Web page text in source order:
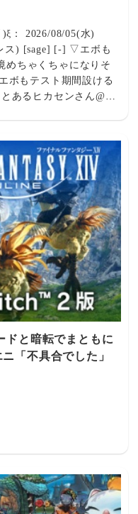
🥺 314： とあるヒカセ
15:25:54.11
▽どう言う形で最適化
らそれはそれで良いん
さん@ξﾟ⊿ﾟ)ξ：
(1/3回レス) []
るヒカセンさん@ξﾟ
ID:znJj7lXy0 (3/4回レ
以下とか聞いた事も有
ﾟ⊿ﾟ)ξ：
(2/3回レス) []
しかならんか直れば
か技術不足か🥺 345：
08/05(水)
ス) [sage] [-] ▽>>344
ﾟ⊿ﾟ)ξ：
(6/9回レス)
見たら間違いなく低
側の不具合が原因な
ID:jfj03iom0
て動作快適じゃんっ
だして笑ったんだ
たは何も考えずに遊
あDLCに逃げるぞ😡
： 2026/08/05(水)
ス) [sage] [-] ▽エボも
めちゃくちゃになりそ
ボもテスト期間設ける
あるヒカセンさん@ξﾟ
ﾟ⊿ﾟ)ξ：
(1/1回レス) []
みたいなのやめ
ﾟ)ξ： 2026/08/05(水)
ス) [sage] [-] ▽リボ
@ξﾟ⊿ﾟ)ξ：
(1/1回レス)
ったのですが参加いい
@ξﾟ⊿ﾟ)ξ：
(17/19回レス)
茶になるだろ🥺ルレ
からプレイヤーはモル
あるヒカセンさん@ξﾟ
ID:zCl8w4dxp (1/1回
絶破壊されたらたま
控えめにしてお出しし
カセンさん@ξﾟ
ID:0OrZDbHJd (1/2回
ザから意見取り入れ
ﾟ)ξ： 2026/08/05(水)
中だろえぼるぶも9.0
🥺引用
ドと暗転でまともに
「不具合でした」